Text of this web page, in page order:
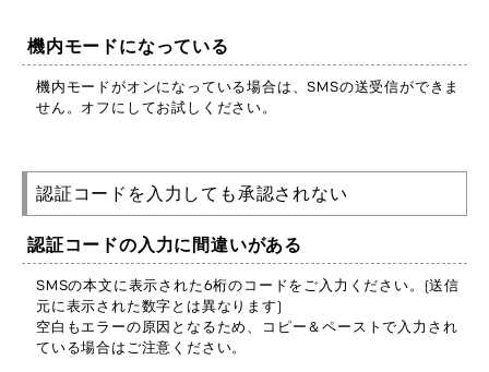
機内モードになっている
機内モードがオンになっている場合は、SMSの送受信ができま
せん。オフにしてお試しください。
認証コードを入力しても承認されない
認証コードの入力に間違いがある
SMSの本文に表示された6桁のコードをご入力ください。(送信
元に表示された数字とは異なります)
空白もエラーの原因となるため、コピー＆ペーストで入力され
ている場合はご注意ください。